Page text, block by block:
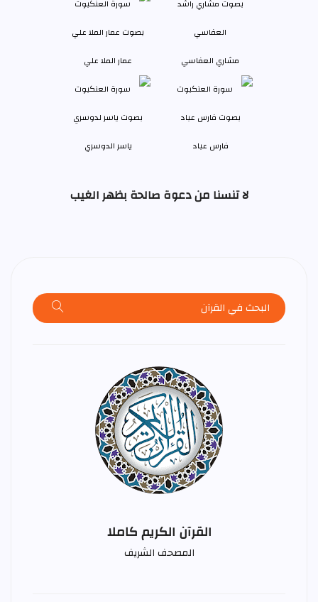
مشاري العفاسي عمار الملا علي
فارس عباد ياسر الدوسري
لا تنسنا من دعوة صالحة بظهر الغيب
القرآن الكريم كاملا
المصحف الشريف